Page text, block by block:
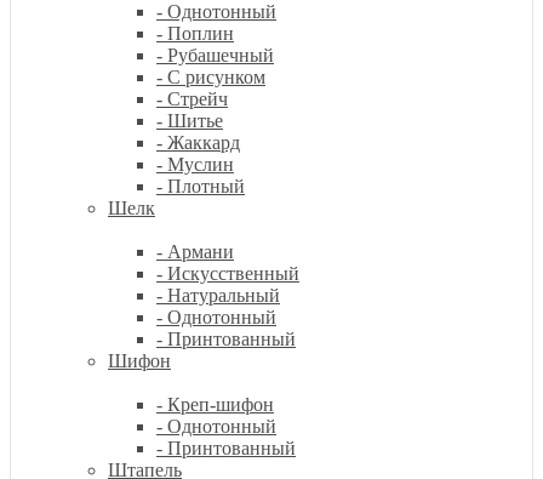
- Однотонный
- Поплин
- Рубашечный
- С рисунком
- Стрейч
- Шитье
- Жаккард
- Муслин
- Плотный
Шелк
- Армани
- Искусственный
- Натуральный
- Однотонный
- Принтованный
Шифон
- Креп-шифон
- Однотонный
- Принтованный
Штапель